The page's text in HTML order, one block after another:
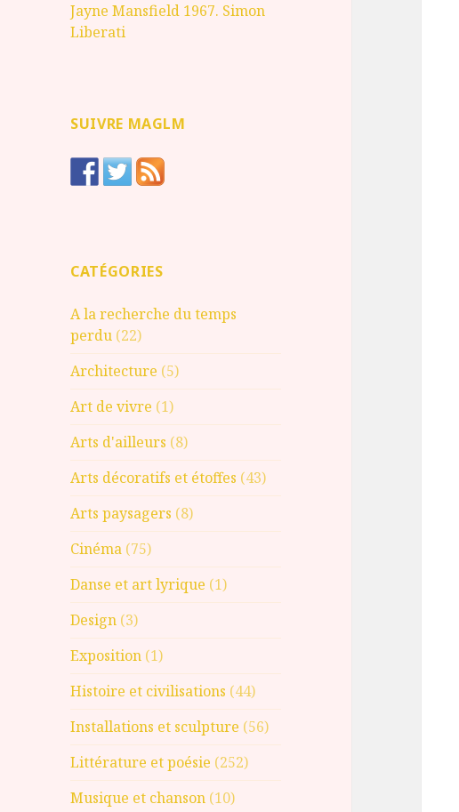
Jayne Mansfield 1967. Simon
Liberati
SUIVRE MAGLM
CATÉGORIES
A la recherche du temps
perdu (22)
Architecture (5)
Art de vivre (1)
Arts d'ailleurs (8)
Arts décoratifs et étoffes (43)
Arts paysagers (8)
Cinéma (75)
Danse et art lyrique (1)
Design (3)
Exposition (1)
Histoire et civilisations (44)
Installations et sculpture (56)
Littérature et poésie (252)
Musique et chanson (10)